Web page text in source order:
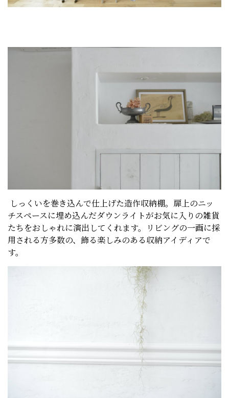
しっくいを巻き込んで仕上げた造作収納棚。扉上のニッ
チスペースに埋め込んだダウンライトがお気に入りの雑貨
たちをおしゃれに演出してくれます。リビングの一画に採
用される方多数の、飾る楽しみのある収納アイディアで
す。